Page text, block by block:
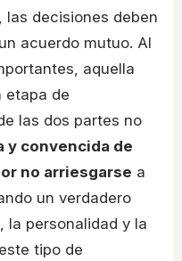
, las decisiones deben
acuerdo mutuo. Al
aquella
etapa de
las dos partes no
y convencida de
no arriesgarse a
un verdadero
la personalidad y la
tipo de